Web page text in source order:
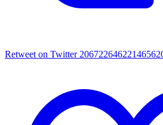
Retweet on Twitter